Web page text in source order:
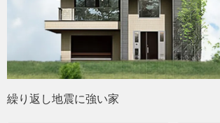
繰り返し地震に強い家